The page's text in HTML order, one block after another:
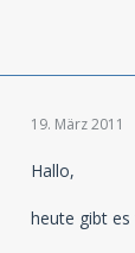
19. März 2011
Hallo,
heute gibt